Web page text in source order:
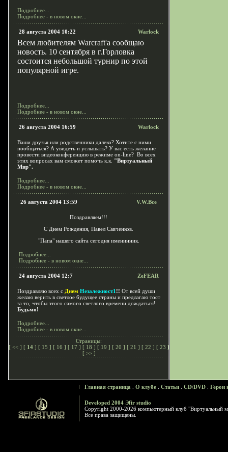
Подробнее...
Подробнее - в новом окне...
28 августа 2004 10:22 Warlock
Всем любителям Warcraft'a сообщаю
новость. 10 cентября в г.Горловка
состоится небольшой турнир по этой
популярной игре.
Подробнее...
Подробнее - в новом окне...
26 августа 2004 16:59 Warlock
Ваши друзья или родственники далеко? Хотите с ними
пообщаться? А увидеть и услышать? У вас есть желание
провести видеоконференцию в режиме on-line? Во всех
этих вопросах вам сможет помочь к.к. "Виртуальный
Мир".
Подробнее...
Подробнее - в новом окне...
26 августа 2004 13:59 V.W.Bce
Поздравляем!!!
С Днем Рождения, Павел Савченков.
"Папа" нашего сайта сегодня именинник.
Подробнее...
Подробнее - в новом окне...
24 августа 2004 12:7 ZeFEAR
Поздравляю всех с Днем Незалежност1 !! От всей души
желаю верить в светлое будущее страны и предлагаю тост
за то, чтобы этого самого светлого времени дождаться!
Будьмо!
Подробнее...
Подробнее - в новом окне...
Страницы:
[ << ] [ 14] [ 15 ] [ 16 ] [ 17 ] [ 18 ] [ 19 ] [ 20 ] [ 21 ] [ 22 ] [ 23 ]
[ >> ]
Главная страница О клубе Статьи CD/DVD Герои
Developed 2004 Эfir studio
Copyright 2000-2026 компьютерный клуб "Виртуальный
Все права защищены.